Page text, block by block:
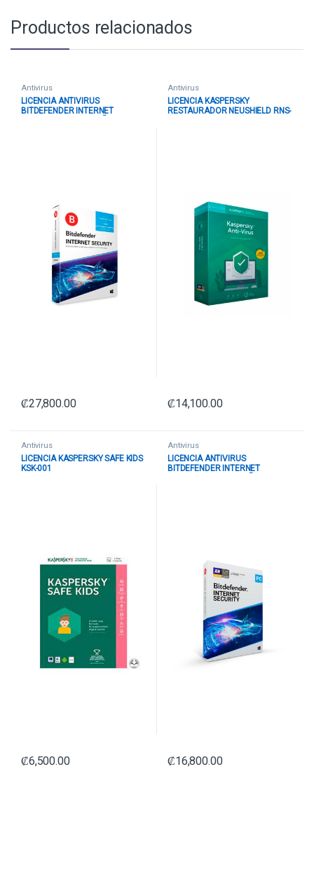
Productos relacionados
Antivirus
LICENCIA ANTIVIRUS
BITDEFENDER INTERNET
₡27,800.00
Antivirus
LICENCIA KASPERSKY
RESTAURADOR NEUSHIELD RNS-
₡14,100.00
Antivirus
LICENCIA KASPERSKY SAFE KIDS
KSK-001
₡6,500.00
Antivirus
LICENCIA ANTIVIRUS
BITDEFENDER INTERNET
₡16,800.00